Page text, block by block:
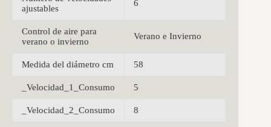
ajustables
6
Control de aire para
verano o invierno
Verano e Invierno
Medida del diámetro cm 58
_Velocidad_1_Consumo 5
_Velocidad_2_Consumo 8